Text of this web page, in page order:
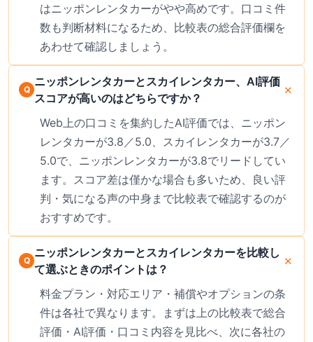
はニッポンレンタカーがやや高めです。口コミ件
数も判断材料になるため、比較表の総合評価欄を
あわせて確認しましょう。
ニッポンレンタカーとスカイレンタカー、AI評価
スコアが高いのはどちらですか？
Web上の口コミを集約したAI評価では、ニッポン
レンタカーが3.8／5.0、スカイレンタカーが3.7／
5.0で、ニッポンレンタカーが3.8でリードしてい
ます。スコア差は僅かな場合も多いため、良い評
判・気になる声の中身まで比較表で確認するのが
おすすめです。
ニッポンレンタカーとスカイレンタカーを比較し
て選ぶときのポイントは？
料金プラン・対応エリア・補償やオプションの条
件は各社で異なります。まずは上の比較表で総合
評価・AI評価・口コミ内容を見比べ、次に各社の